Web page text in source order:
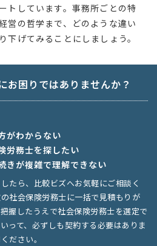
トしています。事務所ごとの特
営の哲学まで、どのような違い
下げてみることにしましょう。
お困りではありませんか？
がわからない
労務士を探したい
きが複雑で理解できない
たら、比較ビズへお気軽にご相談く
社会保険労務士に一括で見積もりが
握したうえで社会保険労務士を選定で
って、必ずしも契約する必要はありま
ださい。